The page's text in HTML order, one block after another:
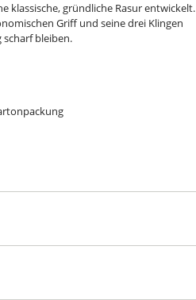
klassische, gründliche Rasur entwickelt.
Griff und seine drei Klingen
scharf bleiben.